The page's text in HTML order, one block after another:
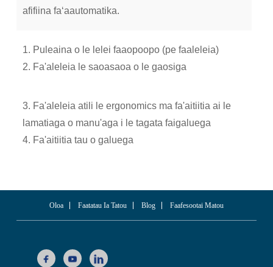
afifiina faʻaautomatika.
1. Puleaina o le lelei faaopoopo (pe faaleleia)
2. Fa'aleleia le saoasaoa o le gaosiga
3. Fa'aleleia atili le ergonomics ma fa'aitiitia ai le
lamatiaga o manu'aga i le tagata faigaluega
4. Fa'aitiitia tau o galuega
Oloa Faatatau Ia Tatou Blog Faafesootai Matou